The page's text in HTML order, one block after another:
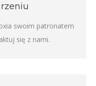
swoim patronatem
się z nami.